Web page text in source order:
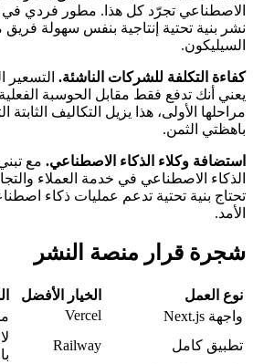
الاصطناعي تجرّد كل هذا. مطور فردي في
السيليكون.
كفاءة التكلفة للشركات الناشئة.التسعير
يعني أنك تدفع فقط مقابل الحوسبة
باهظتي الثمن.
استضافة وكلاء الذكاء الاصطناعي. مع تبني
الذكاء الاصطناعي في خدمة العملاء
تحتاج بنية تحتية تدعم عمليات ذكاء
الأمد.
شجرة قرار منصة النشر
نوع العمل الخيار الأفضل
واجهة Next.js
Vercel
تطبيق كامل
Railway